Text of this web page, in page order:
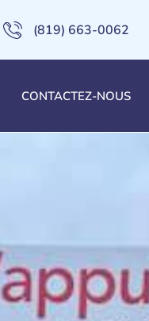
(819) 663-0062
CONTACTEZ-NOUS
vivant